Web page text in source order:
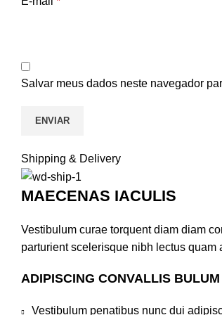
Salvar meus dados neste navegador
Shipping & Delivery
MAECENAS IACULIS
Vestibulum curae torquent diam diam
parturient scelerisque nibh lectus
ADIPISCING CONVALLIS BULUM
Vestibulum penatibus nunc dui